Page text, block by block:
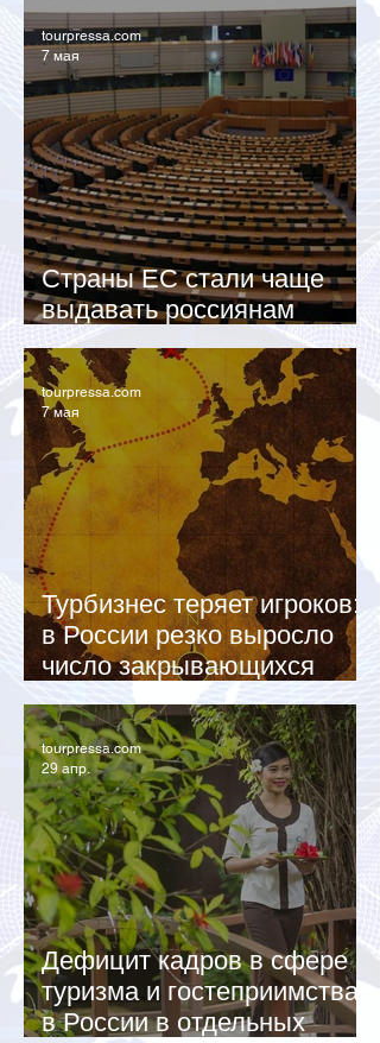
Страны ЕС стали чаще
выдавать россиянам
шенгенские визы
tourpressa.com
7 мая
Турбизнес теряет игроков:
в России резко выросло
число закрывающихся
турфирм
tourpressa.com
7 мая
Дефицит кадров в сфере
туризма и гостеприимства
в России в отдельных
tourpressa.com
29 апр.